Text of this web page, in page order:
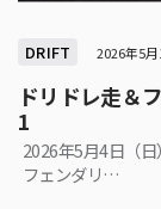
DRIFT 2026年5
ドリドレ走＆
1
2026年5月4日（
フェンダリ…